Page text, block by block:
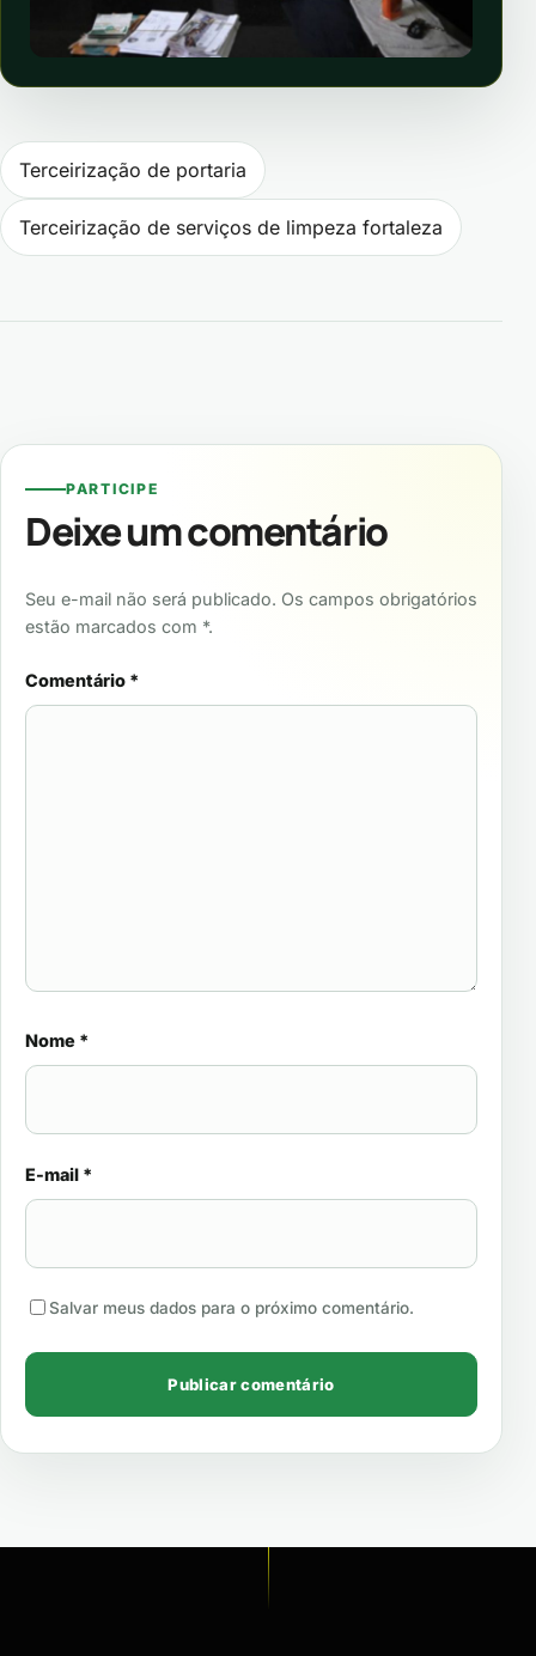
Navegação de Post
Terceirização de portaria
Terceirização de serviços de limpeza fortaleza
PARTICIPE
Deixe um comentário
Seu e-mail não será publicado. Os campos obrigatórios
estão marcados com *.
Comentário *
Nome *
E-mail *
Salvar meus dados para o próximo comentário.